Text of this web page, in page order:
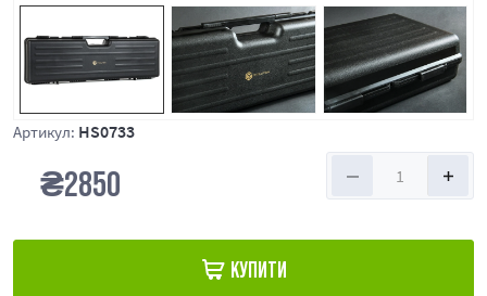
Артикул: HS0733
₴2850
КУПИТИ